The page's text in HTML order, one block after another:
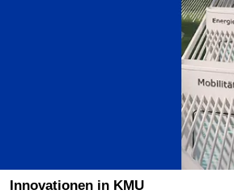
Innovationen in KMU